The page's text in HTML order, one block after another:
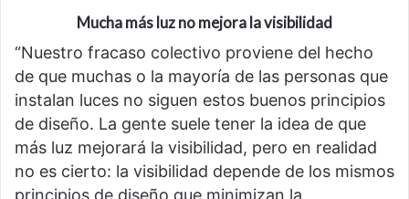
Mucha más luz no mejora la visibilidad
“Nuestro fracaso colectivo proviene del hecho
de que muchas o la mayoría de las personas que
instalan luces no siguen estos buenos principios
de diseño. La gente suele tener la idea de que
más luz mejorará la visibilidad, pero en realidad
no es cierto: la visibilidad depende de los mismos
principios de diseño que minimizan la